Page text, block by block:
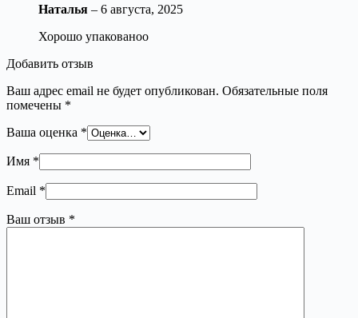
Наталья – 6 августа, 2025
Хорошо упакованоо
Добавить отзыв
Ваш адрес email не будет опубликован. Обязательные поля
помечены *
Ваша оценка *
Имя *
Email *
Ваш отзыв *